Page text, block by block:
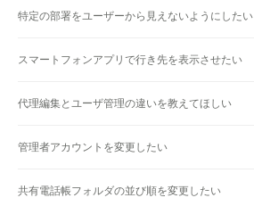
特定の部署をユーザーから見えないようにしたい
スマートフォンアプリで行き先を表示させたい
代理編集とユーザ管理の違いを教えてほしい
管理者アカウントを変更したい
共有電話帳フォルダの並び順を変更したい